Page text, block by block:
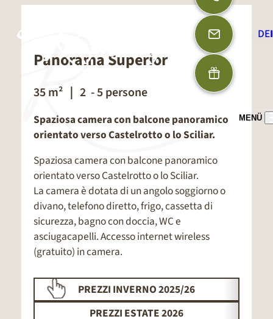
DE
MENÜ
Panorama Superior
35 m²｜ 2 - 5 persone
Spaziosa camera con balcone panoramico
orientato verso Castelrotto o lo Sciliar.
Spaziosa camera con balcone panoramico
orientato verso Castelrotto o lo Sciliar.
La camera è dotata di un angolo soggiorno o
divano, telefono diretto, frigo, cassetta di
sicurezza, bagno con doccia, WC e
asciugacapelli. Accesso internet wireless
(gratuito) in camera.
PREZZI INVERNO 2025/26
PREZZI ESTATE 2026